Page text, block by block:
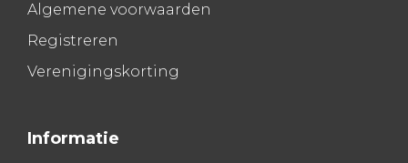
Algemene voorwaarden
Registreren
Verenigingskorting
Informatie